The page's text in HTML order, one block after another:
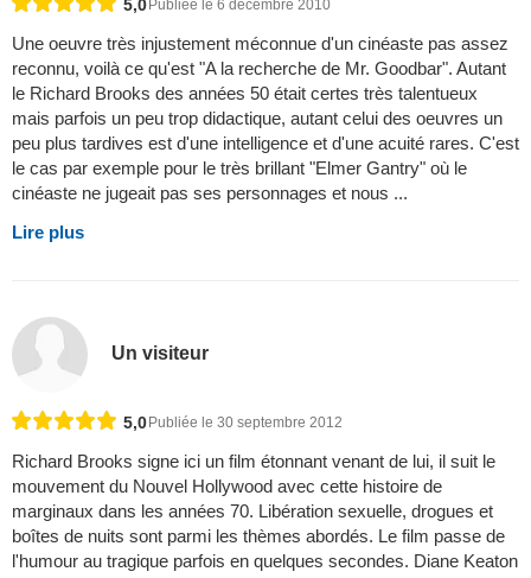
5,0 Publiée le 6 décembre 2010
Une oeuvre très injustement méconnue d'un cinéaste pas assez
reconnu, voilà ce qu'est "A la recherche de Mr. Goodbar". Autant
le Richard Brooks des années 50 était certes très talentueux
mais parfois un peu trop didactique, autant celui des oeuvres un
peu plus tardives est d'une intelligence et d'une acuité rares. C'est
le cas par exemple pour le très brillant "Elmer Gantry" où le
cinéaste ne jugeait pas ses personnages et nous ...
Lire plus
Un visiteur
5,0 Publiée le 30 septembre 2012
Richard Brooks signe ici un film étonnant venant de lui, il suit le
mouvement du Nouvel Hollywood avec cette histoire de
marginaux dans les années 70. Libération sexuelle, drogues et
boîtes de nuits sont parmi les thèmes abordés. Le film passe de
l'humour au tragique parfois en quelques secondes. Diane Keaton